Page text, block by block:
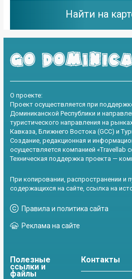
Найти на
О проекте:
Проект осуществляется при
Доминиканской Республики и
туристического направления на
Кавказа, Ближнего Востока (GCC) и
Создание, редакционная и
осуществляется компанией «Travellab
Техническая поддержка проекта —
При копировании, распространении и
содержащихся на сайте, ссылка на
Правила и политика сайта
Реклама на сайте
Полезные
ссылки и
файлы
Контакты